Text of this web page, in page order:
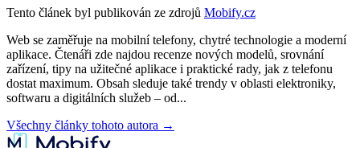
Tento článek byl publikován ze zdrojů Mobify.cz
Web se zaměřuje na mobilní telefony, chytré technologie a moderní
aplikace. Čtenáři zde najdou recenze nových modelů, srovnání
zařízení, tipy na užitečné aplikace i praktické rady, jak z telefonu
dostat maximum. Obsah sleduje také trendy v oblasti elektroniky,
softwaru a digitálních služeb – od...
Všechny články tohoto autora →